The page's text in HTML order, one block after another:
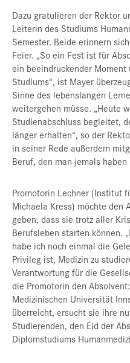
Dazu gratulieren der Rektor
Leiterin des Studiums
Semester. Beide erinnern
Feier. „So ein Fest ist für
ein beeindruckender
Studiums“, ist Mayer
Sinne des lebenslangen
weitergehen müsse. „Heute
Studienabschluss begleitet,
länger erhalten“, so der
in seiner Rede außerdem
Beruf, den man jemals haben
Promotorin Lechner (Institut
Michaela Kress) möchte den
geben, dass sie trotz aller
Berufsleben starten können.
habe ich noch einmal die
Privileg ist, Medizin zu
Verantwortung für die
die Promotorin den
Medizinischen Universität
überreicht, ersucht sie ihre
Studierenden, den Eid der
Diplomstudiums